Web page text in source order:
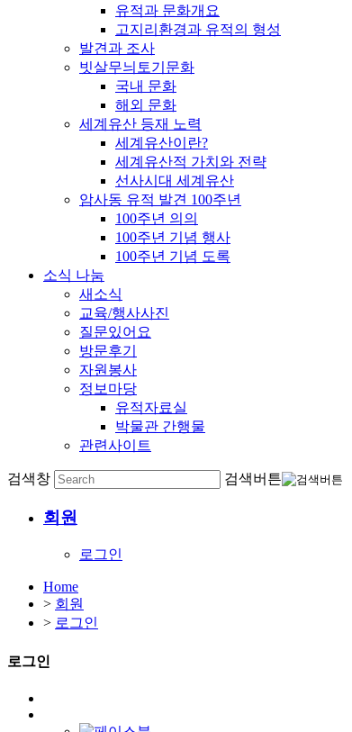
유적과 문화개요
고지리환경과 유적의 형성
발견과 조사
빗살무늬토기문화
국내 문화
해외 문화
세계유산 등재 노력
세계유산이란?
세계유산적 가치와 전략
선사시대 세계유산
암사동 유적 발견 100주년
100주년 의의
100주년 기념 행사
100주년 기념 도록
소식 나눔
새소식
교육/행사사진
질문있어요
방문후기
자원봉사
정보마당
유적자료실
박물관 간행물
관련사이트
검색창 검색버튼
회원
로그인
Home
> 회원
> 로그인
로그인